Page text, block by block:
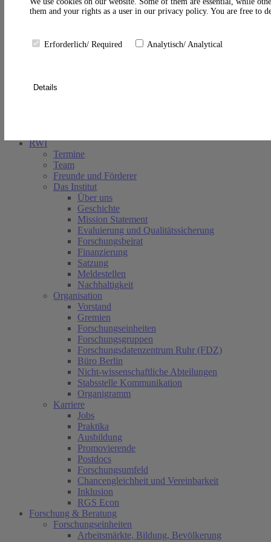
Suche schließen
RWI
Termine
Team
Freunde und Förderer
Das Institut
Über uns
Geschichte
Mission Statement
Evaluierung und Qualitätssicherung
Forschungsbeirat
Finanzierung
Satzung
Meldestellen
Nachhaltigkeit
Organisation
Vorstand
Gremien
Forschungseinheiten
Forschungsgruppen
Forschungsdatenzentrum Ruhr (FDZ)
Büro Berlin
Nicht-wissenschaftliche Abteilungen
Stabsstelle Kommunikation
Organigramm
Karriere
Jobs
Praktika
Ausbildung
Promovierende
Postdocs
Forschungsumfeld
Chancengleichheit und Vereinbarkeit
Inklusion
RGS Econ
Forschung & Beratung
Forschungseinheiten
Arbeitsmärkte, Bildung, Bevölkerung
them and your rights as a user in our privacy policy. You are free to
Erforderlich/ Required Analytisch/ Analytical
Details